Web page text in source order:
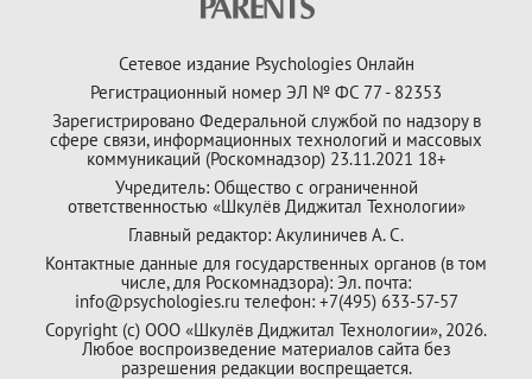
Сетевое издание Psychologies Онлайн
Регистрационный номер ЭЛ № ФС 77 - 82353
Зарегистрировано Федеральной службой по надзору в
сфере связи, информационных технологий и массовых
коммуникаций (Роскомнадзор) 23.11.2021 18+
Учредитель: Общество с ограниченной
ответственностью «Шкулёв Диджитал Технологии»
Главный редактор: Акулиничев А. С.
Контактные данные для государственных органов (в том
числе, для Роскомнадзора): Эл. почта:
info@psychologies.ru телефон: +7(495) 633-57-57
Copyright (с) ООО «Шкулёв Диджитал Технологии», 2026.
Любое воспроизведение материалов сайта без
разрешения редакции воспрещается.